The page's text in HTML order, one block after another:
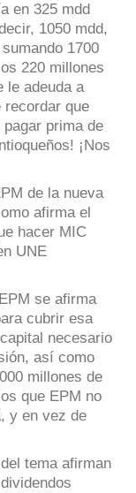
en 325 mdd
1050 mdd,
1700
220 millones
le adeuda a
recordar que
prima de
¡Nos
de la nueva
afirma el
hacer MIC
UNE
se afirma
cubrir esa
necesario
así como
millones de
que EPM no
y en vez de
tema afirman